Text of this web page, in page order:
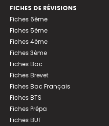
FICHES DE RÉVISIONS
Fiches 6ème
Fiches 5ème
Fiches 4ème
Fiches 3ème
Fiches Bac
Fiches Brevet
Fiches Bac Français
Fiches BTS
Fiches Prépa
Fiches BUT